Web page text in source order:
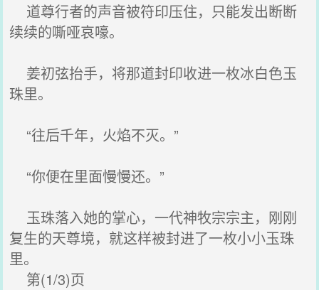
道尊行者的声音被符印压住，只能发出断断
续续的嘶哑哀嚎。
姜初弦抬手，将那道封印收进一枚冰白色玉
珠里。
“往后千年，火焰不灭。”
“你便在里面慢慢还。”
玉珠落入她的掌心，一代神牧宗宗主，刚刚
复生的天尊境，就这样被封进了一枚小小玉珠
里。
第(1/3)页